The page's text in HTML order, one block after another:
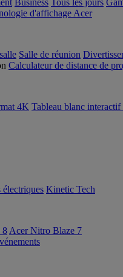
Business Tous les jours
d'affichage Acer
Salle de réunion
Calculateur de distance de
4K Tableau blanc interactif
électriques Kinetic Tech
8 Acer Nitro Blaze 7